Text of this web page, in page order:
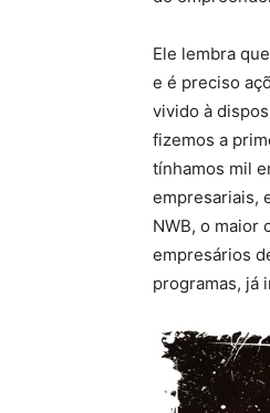
Ele lembra
e é preciso
vivido à
fizemos a
tínhamos mil
empresariais,
NWB, o maior
empresários
programas, já